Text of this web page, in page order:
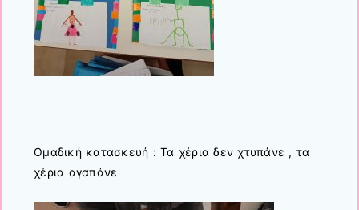
Ομαδική κατασκευή : Τα χέρια δεν χτυπάνε , τα
χέρια αγαπάνε